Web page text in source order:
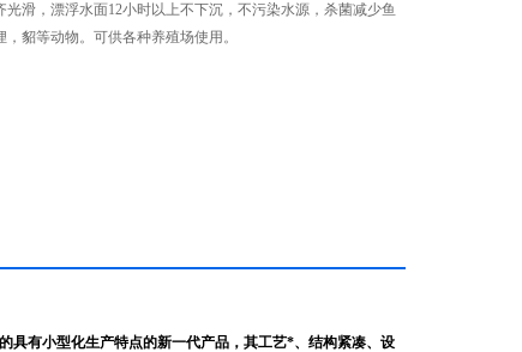
滑，漂浮水面12小时以上不下沉，不污染水源，杀菌减少鱼
貂等动物。可供各种养殖场使用。
具有小型化生产特点的新一代产品，其工艺*、结构紧凑、设